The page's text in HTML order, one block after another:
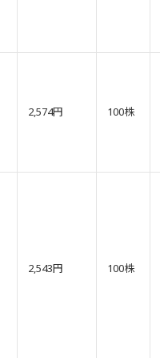
2,574円 100株
2,543円 100株